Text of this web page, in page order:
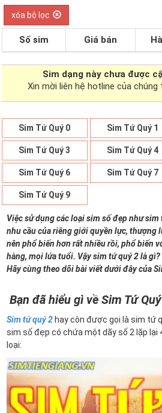
xóa bộ lọc
Số sim Giá bán
Sim dạng này chưa được
Xin mời liên hệ hotline của
Sim Tứ Quý 0 Sim Tứ Quý 1
Sim Tứ Quý 3 Sim Tứ Quý 4
Sim Tứ Quý 6 Sim Tứ Quý 7
Sim Tứ Quý 9
Việc sử dụng các loại sim số đẹp như
nhu cầu của riêng giới quyền lực, thượng
nên phổ biến hơn rất nhiều rồi, phổ biến
hàng, mọi lứa tuổi. Vậy sim tứ quý 2 là
Hãy cùng theo dõi bài viết dưới đây của
Bạn đã hiểu gì về Sim Tứ
Sim tứ quý 2 hay còn được gọi là sim tứ
sim số đẹp có chứa một dãy số 2 lặp lại
loại: